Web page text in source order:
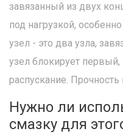
завязанный из двух
под нагрузкой,
узел - это два узла,
узел блокирует
распускание.
Нужно ли
смазку для